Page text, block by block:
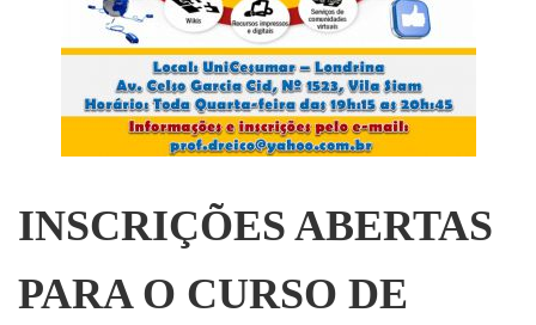
INSCRIÇÕES ABERTAS
PARA O CURSO DE